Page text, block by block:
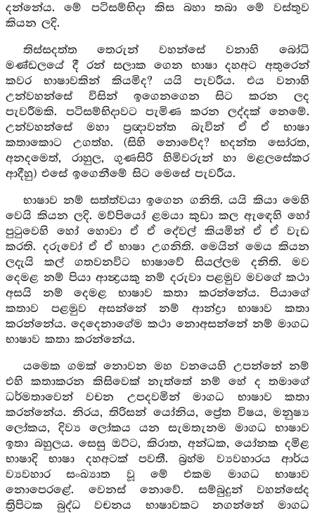
දන්නේය. මේ පටිසම්භිදා කිස බහා තබා මේ වස්තුව
කියන ලදි.
තිස්සදත්ත තෙරුන් වහන්සේ වනාහි බෝධි
මණ්ඩලයේ දී රන් සලාක ගෙන භාෂා දහඅට අතුරෙන්
කවර භාෂාවකින් කියමිද? යයි පැවරීය. එය වනාහි
උන්වහන්සේ විසින් ඉගෙනගෙන සිට කරන ලද
පැවරීමකි. පටිසම්භිදාවට පැමිණ කරන ලද්දක් නෙමේ.
උන්වහන්සේ මහා ප්‍රඥාවන්ත බැවින් ඒ ඒ භාෂා
කතාකොට උගත්හ. (සිහි නොවේද? භදන්ත සෝරත,
අනදමෙත්, රාහුල, ගුණසිරි හිමිවරුන් හා මළලසේකර
ආදීහු) එසේ ඉගෙනීමේ සිට මෙසේ පැවරීය.
භාෂාව නම් සත්ත්වයා ඉගෙන ගනිති. යයි කියා මෙහි
වෙයි කියන ලදි. මව්පියෝ ළමයා කුඩා කල ඇඳෙහි හෝ
පුටුවෙහි හෝ හොවා ඒ ඒ දේවල් කියමින් ඒ ඒ වැඩ
කරති. දරුවෝ ඒ ඒ භාෂා උගනිති. මෙයින් මෙය කියන
ලදැයි කල් ගතවනවිට භාෂාවේ සියල්ලම දනිති. මව
දෙමළ නම් පියා ආන්‍ද්‍රයකු නම් දරුවා පළමුව මවගේ කථා
අසයි නම් දෙමළ භාෂාව කතා කරන්නේය. පියාගේ
කතාව පළමුව අසන්නේ නම් ආන්ද්‍රා භාෂාව කතා
කරන්නේය. දෙදෙනාගේම කථා නොඅසන්නේ නම් මාගධ
භාෂාව කතා කරන්නේය.
යමෙක ගමක් නොවන මහ වනයෙහි උපන්නේ නම්
එහි කතාකරන කිසිවෙක් නැත්තේ නම් හේ ද තමාගේ
ධර්මතාවෙන් වචන උපදවමින් මාගධ භාෂාව කතා
කරන්නේය. නිරය, තිරිසන් යෝනිය, ප්‍රේත විෂය, මනුෂ්‍ය
ලෝකය, දිව්‍ය ලෝකය යන සැමතැනම මාගධ භාෂාව
ඉතා බහුලය. සෙසු ඔට්ට, කිරාත, අන්ධක, යෝනක දමිළ
භාෂාදි භාෂා දහඅටක් පවතී. බ්‍රහ්ම ව්‍යවහාරය ආර්ය
ව්‍යවහාර සංඛ්‍යාත වූ මේ එකම මාගධ භාෂාව
නොපෙරළේ. වෙනස් නොවේ. සම්බුදුන් වහන්සේද
ත්‍රිපිටක බුද්ධ වචනය භාෂාවකට නගන්නේ මාගධ